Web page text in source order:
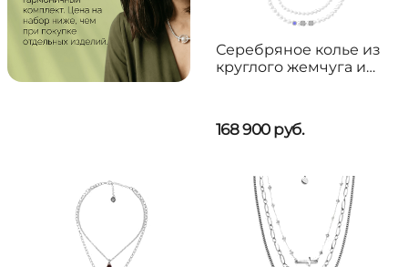
Серебряное колье из
круглого жемчуга и
168 900 руб.